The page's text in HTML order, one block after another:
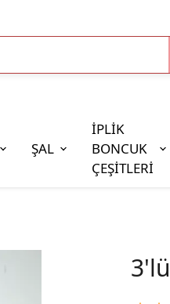
ŞAL
İPLİK
BONCUK
ÇEŞİTLERİ
Cezaevi